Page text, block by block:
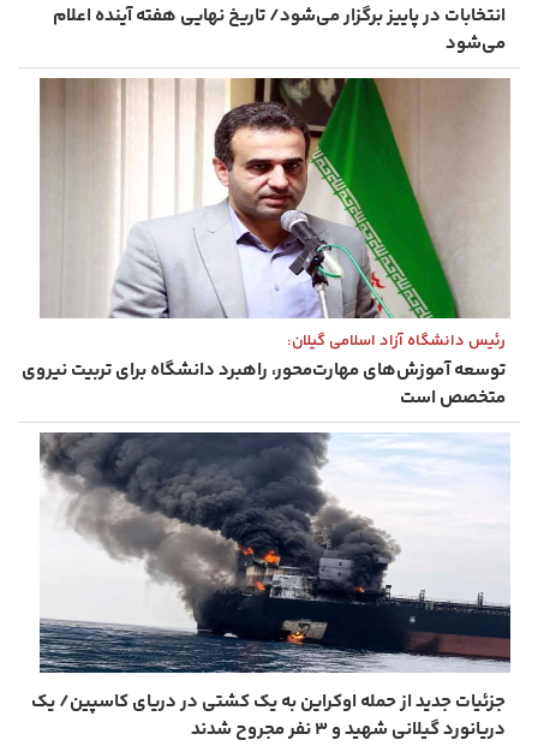
انتخابات در پاییز برگزار می‌شود/ تاریخ نهایی هفته آینده اعلام
می‌شود
رئیس دانشگاه آزاد اسلامی گیلان:
توسعه آموزش‌های مهارت‌محور، راهبرد دانشگاه برای تربیت نیروی
متخصص است
جزئیات جدید از حمله اوکراین به یک کشتی در دریای کاسپین/ یک
دریانورد گیلانی شهید و ۳ نفر مجروح شدند